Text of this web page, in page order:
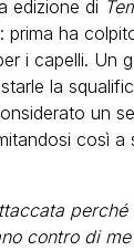
edizione di
prima ha
i capelli. Un
la
un
così a
contro di